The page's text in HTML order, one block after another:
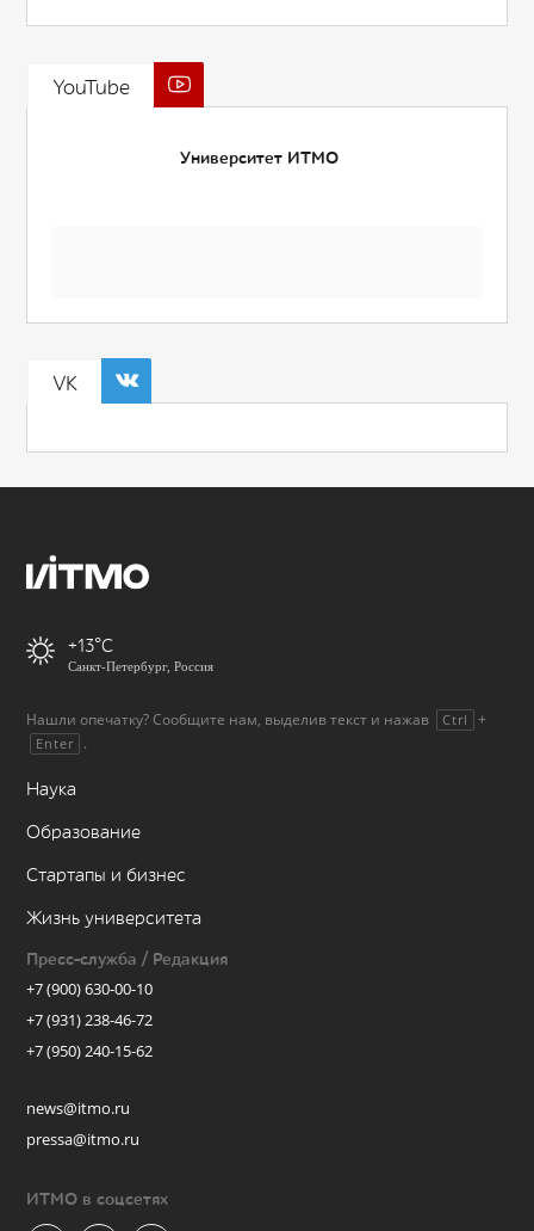
YouTube
Университет ИТМО
VK
+13
Санкт-Петербург, Россия
Нашли опечатку? Сообщите нам, выделив текст и нажав Ctrl +
Enter .
Наука
Образование
Стартапы и бизнес
Жизнь университета
Пресс-служба / Редакция
+7 (900) 630-00-10
+7 (931) 238-46-72
+7 (950) 240-15-62
news@itmo.ru
pressa@itmo.ru
ИТМО в соцсетях